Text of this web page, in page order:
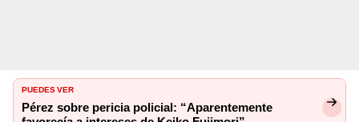
PUEDES VER
Pérez sobre pericia policial: “Aparentemente